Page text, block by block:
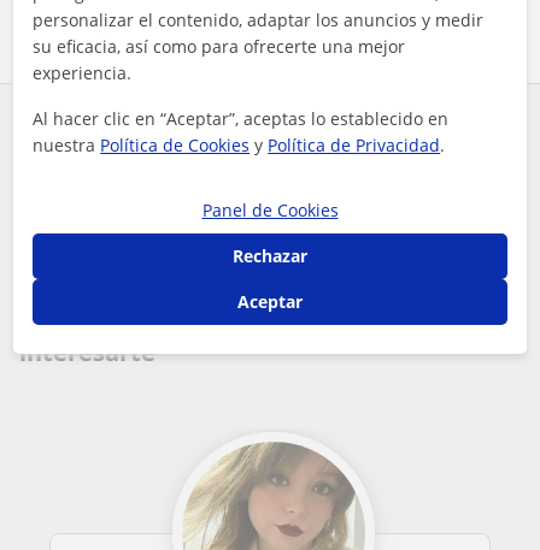
¿Hay algún error en este perfil?Cuéntanos
soy una persona disciplinada y ordenada, y me gustaría dar c...
Otros profesores de Matemáticas
aplicadas en Navalcarnero que pueden
interesarte
personalizar el contenido, adaptar los anuncios y medir
su eficacia, así como para ofrecerte una mejor
experiencia.
Al hacer clic en “Aceptar”, aceptas lo establecido en
nuestra Política de Cookies y Política de Privacidad.
Panel de Cookies
Rechazar
Aceptar